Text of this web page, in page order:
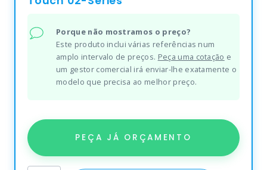
Porque não mostramos o preço?
Este produto inclui várias referências num
amplo intervalo de preços. Peça uma cotação e
um gestor comercial irá enviar-lhe exatamente o
modelo que precisa ao melhor preço.
PEÇA JÁ ORÇAMENTO